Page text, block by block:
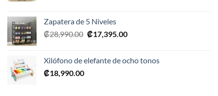
Zapatera de 5 Niveles
₡28,990.00 El
era:
₡17,395.00El
es:
Xilófono de elefante de ocho tonos
₡18,990.00